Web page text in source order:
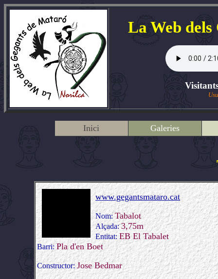
La Web
Inici Galeries
www.gegantsmataro.cat
Nom:Tabalot
Alçada:3,75m
Entitat:EB El Tabalet
Barri:Pla d'en Boet
Constructor:Jose Bedmar